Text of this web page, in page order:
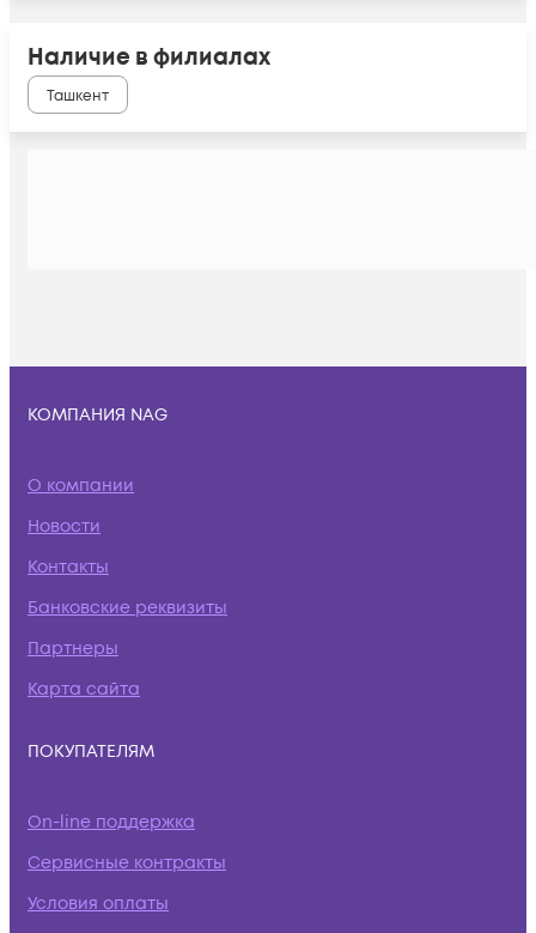
Наличие в филиалах
Ташкент
КОМПАНИЯ NAG
О компании
Новости
Контакты
Банковские реквизиты
Партнеры
Карта сайта
ПОКУПАТЕЛЯМ
On-line поддержка
Сервисные контракты
Условия оплаты